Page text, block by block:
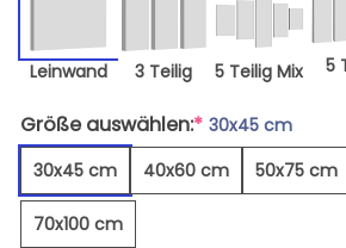
Leinwand 3 Teilig 5 Teilig Mix 5
Größe auswählen:* 30x45 cm
30x45 cm
40x60 cm 50x75 cm
70x100 cm